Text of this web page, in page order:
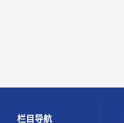
栏目导航